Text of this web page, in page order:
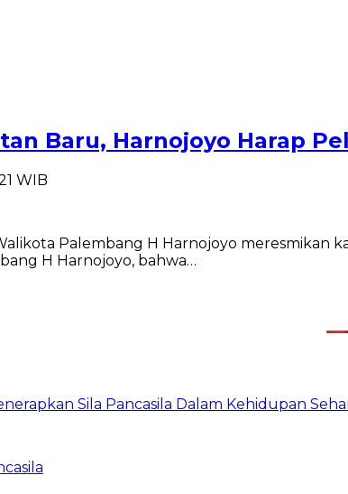
Baru, Harnojoyo Harap
WIB
Palembang H Harnojoyo
H Harnojoyo, bahwa…
Sila Pancasila Dalam Kehidupan